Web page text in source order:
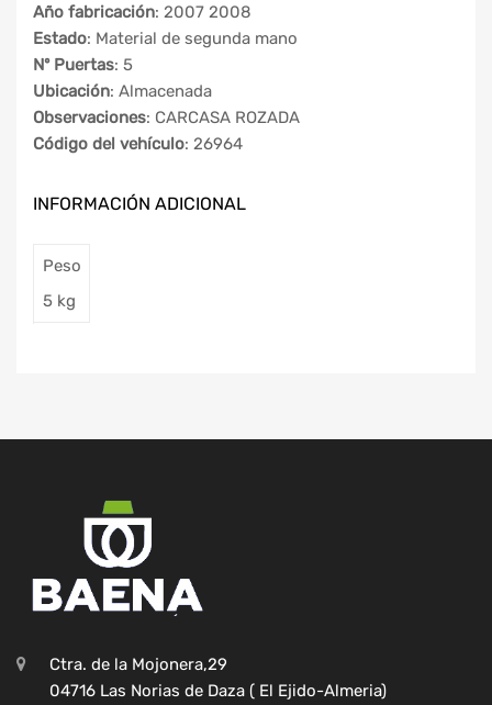
Año fabricación: 2007 2008
Estado: Material de segunda mano
Nº Puertas: 5
Ubicación: Almacenada
Observaciones: CARCASA ROZADA
Código del vehículo: 26964
INFORMACIÓN ADICIONAL
Peso
5 kg
Ctra. de la Mojonera,29
04716 Las Norias de Daza ( El Ejido-Almeria)